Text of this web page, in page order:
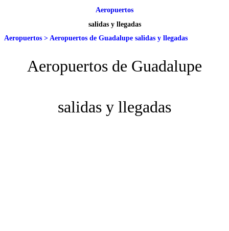
Aeropuertos
salidas y llegadas
Aeropuertos > Aeropuertos de Guadalupe salidas y llegadas
Aeropuertos de Guadalupe
salidas y llegadas